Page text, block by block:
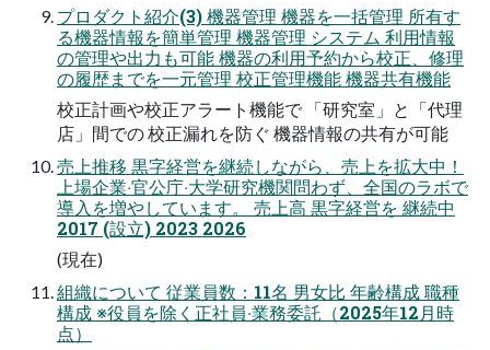
プロダクト紹介(3) 機器管理 機器を⼀括管理 所有す
る機器情報を簡単管理 機器管理 システム 利⽤情報
の管理や出⼒も可能 機器の利⽤予約から校正、修理
の履歴までを⼀元管理 校正管理機能 機器共有機能
校正計画や校正アラート機能で 「研究室」と「代理
店」間での 校正漏れを防ぐ 機器情報の共有が可能
売上推移 黒字経営を継続しながら、売上を拡⼤中！
上場企業‧官公庁‧⼤学研究機関問わず、全国のラボで
導⼊を増やしています。 売上⾼ 黒字経営を 継続中
2017 (設⽴) 2023 2026
(現在)
組織について 従業員数：11名 男⼥⽐ 年齢構成 職種
構成 ※役員を除く正社員‧業務委託（2025年12⽉時
点）